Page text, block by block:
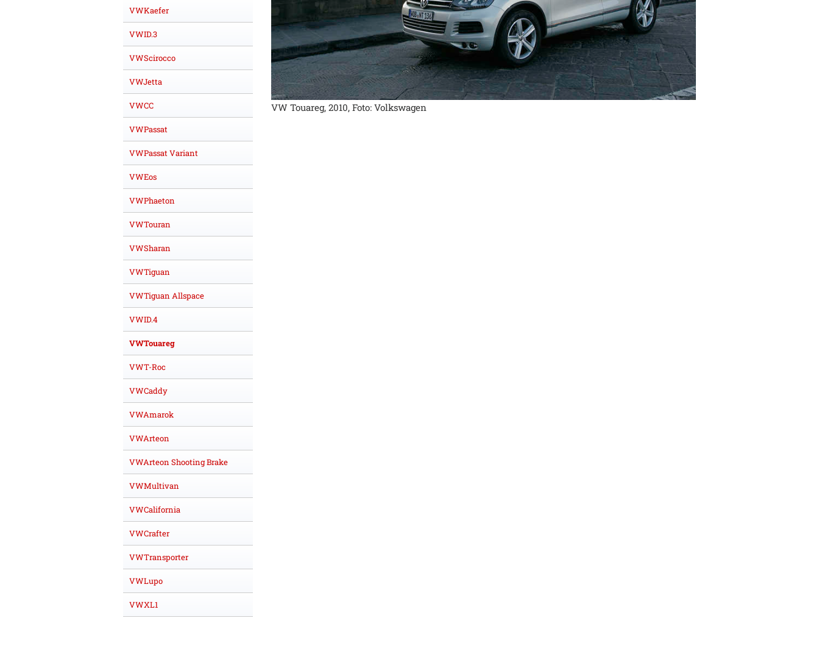
VW Touareg, 2010, Foto: Volkswagen
VWKaefer
VWID.3
VWScirocco
VWJetta
VWCC
VWPassat
VWPassat Variant
VWEos
VWPhaeton
VWTouran
VWSharan
VWTiguan
VWTiguan Allspace
VWID.4
VWTouareg
VWT-Roc
VWCaddy
VWAmarok
VWArteon
VWArteon Shooting Brake
VWMultivan
VWCalifornia
VWCrafter
VWTransporter
VWLupo
VWXL1